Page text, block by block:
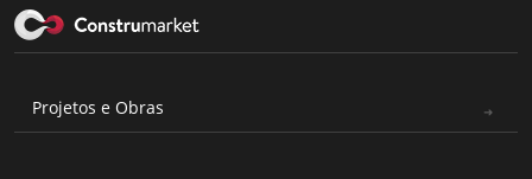
Projetos e Obras